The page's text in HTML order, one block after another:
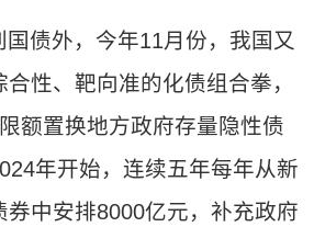
国债外，今年11月份，我国又
性、靶向准的化债组合拳，
额置换地方政府存量隐性债
年开始，连续五年每年从新
券中安排8000亿元，补充政府